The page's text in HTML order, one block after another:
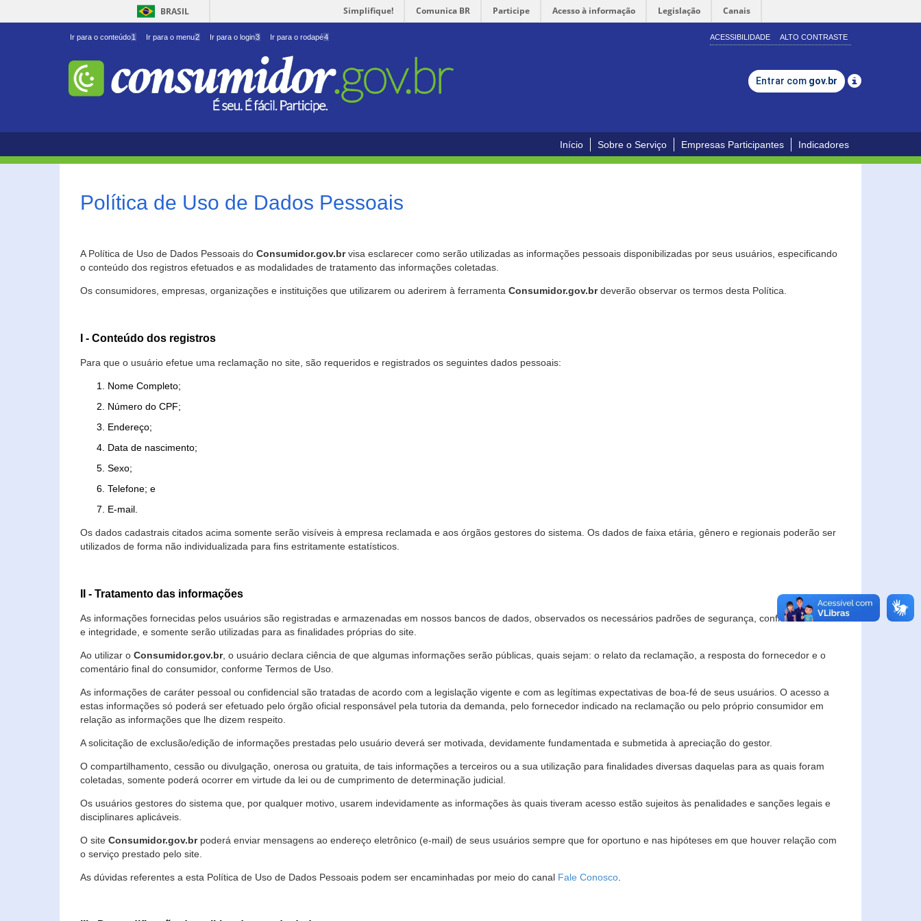
BRASIL Simplifique! Comunica BR Participe Acesso à informação Legislação Canais
Ir para o conteúdo1 Ir para o menu2 Ir para o login3 Ir para o rodapé4 ACESSIBILIDADE ALTO CONTRASTE
Entrar com gov.br
Início Sobre o Serviço Empresas Participantes Indicadores
Política de Uso de Dados Pessoais
A Política de Uso de Dados Pessoais do Consumidor.gov.brvisa esclarecer como serão utilizadas as informações pessoais disponibilizadas por seus usuários, especificando
o conteúdo dos registros efetuados e as modalidades de tratamento das informações coletadas.
Os consumidores, empresas, organizações e instituições que utilizarem ou aderirem à ferramenta Consumidor.gov.brdeverão observar os termos desta Política.
I - Conteúdo dos registros
Para que o usuário efetue uma reclamação no site, são requeridos e registrados os seguintes dados pessoais:
Nome Completo;
Número do CPF;
Endereço;
Data de nascimento;
Sexo;
Telefone; e
E-mail.
Os dados cadastrais citados acima somente serão visíveis à empresa reclamada e aos órgãos gestores do sistema. Os dados de faixa etária, gênero e regionais poderão ser
utilizados de forma não individualizada para fins estritamente estatísticos.
II - Tratamento das informações
As informações fornecidas pelos usuários são registradas e armazenadas em nossos bancos de dados, observados os necessários padrões de segurança, confidencialidade
e integridade, e somente serão utilizadas para as finalidades próprias do site.
Ao utilizar o Consumidor.gov.br, o usuário declara ciência de que algumas informações serão públicas, quais sejam: o relato da reclamação, a resposta do fornecedor e o
comentário final do consumidor, conforme Termos de Uso.
As informações de caráter pessoal ou confidencial são tratadas de acordo com a legislação vigente e com as legítimas expectativas de boa-fé de seus usuários. O acesso a
estas informações só poderá ser efetuado pelo órgão oficial responsável pela tutoria da demanda, pelo fornecedor indicado na reclamação ou pelo próprio consumidor em
relação as informações que lhe dizem respeito.
A solicitação de exclusão/edição de informações prestadas pelo usuário deverá ser motivada, devidamente fundamentada e submetida à apreciação do gestor.
O compartilhamento, cessão ou divulgação, onerosa ou gratuita, de tais informações a terceiros ou a sua utilização para finalidades diversas daquelas para as quais foram
coletadas, somente poderá ocorrer em virtude da lei ou de cumprimento de determinação judicial.
Os usuários gestores do sistema que, por qualquer motivo, usarem indevidamente as informações às quais tiveram acesso estão sujeitos às penalidades e sanções legais e
disciplinares aplicáveis.
O site Consumidor.gov.brpoderá enviar mensagens ao endereço eletrônico (e-mail) de seus usuários sempre que for oportuno e nas hipóteses em que houver relação com
o serviço prestado pelo site.
As dúvidas referentes a esta Política de Uso de Dados Pessoais podem ser encaminhadas por meio do canal Fale Conosco